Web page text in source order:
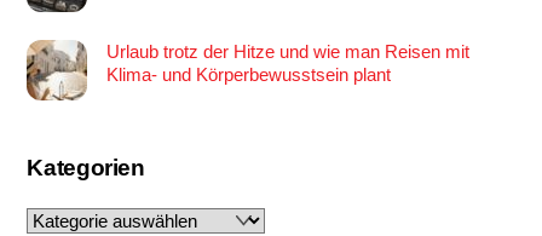
Urlaub trotz der Hitze und wie man Reisen mit
Klima- und Körperbewusstsein plant
Kategorien
Kategorien